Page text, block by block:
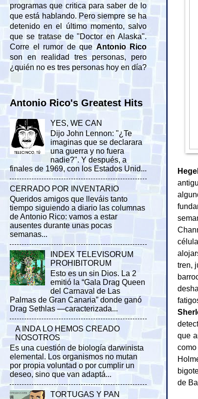
tren,
que
de
programas que critica para saber de lo
que está hablando. Pero siempre se ha
detenido en el último momento, salvo
que se tratase de "Doctor en Alaska".
Corre el rumor de que Antonio Rico
son en realidad tres personas, pero
¿quién no es tres personas hoy en día?
Antonio Rico's Greatest Hits
YES, WE CAN
Dijo John Lennon: "¿Te
imaginas que se declarara
una guerra y no fuera
nadie?". Y después, a
finales de 1969, con los Estados Unid...
CERRADO POR INVENTARIO
Queridos amigos que lleváis tanto
tiempo siguiendo a diario las columnas
de Antonio Rico: vamos a estar
ausentes durante unas pocas
semanas...
INDEX TELEVISORUM
PROHIBITORUM
Esto es un sin Dios. La 2
emitió la “Gala Drag Queen
del Carnaval de Las
Palmas de Gran Canaria” donde ganó
Drag Sethlas —caracterizada...
A INDA LO HEMOS CREADO
NOSOTROS
Es una cuestión de biología darwinista
elemental. Los organismos no mutan
por propia voluntad o por cumplir un
deseo, sino que van adaptá...
TORTUGAS Y PAN